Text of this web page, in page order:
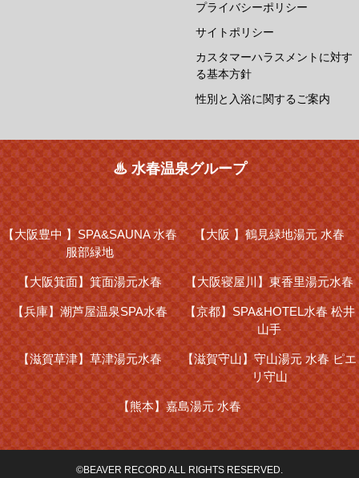
プライバシーポリシー
サイトポリシー
カスタマーハラスメントに対す
る基本方針
性別と入浴に関するご案内
♨ 水春温泉グループ
【大阪豊中 】SPA&SAUNA 水春
服部緑地
【大阪 】鶴見緑地湯元 水春
【大阪箕面】箕面湯元水春 【大阪寝屋川】東香里湯元水春
【兵庫】潮芦屋温泉SPA水春 【京都】SPA&HOTEL水春 松井
山手
【滋賀草津】草津湯元水春 【滋賀守山】守山湯元 水春 ピエ
リ守山
【熊本】嘉島湯元 水春
©BEAVER RECORD ALL RIGHTS RESERVED.